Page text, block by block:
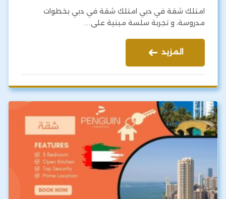
امتلك شقة في دبي امتلك شقة في دبي بخطوات
مدروسة، و تجربة سلسة مبنية على…
المزيد